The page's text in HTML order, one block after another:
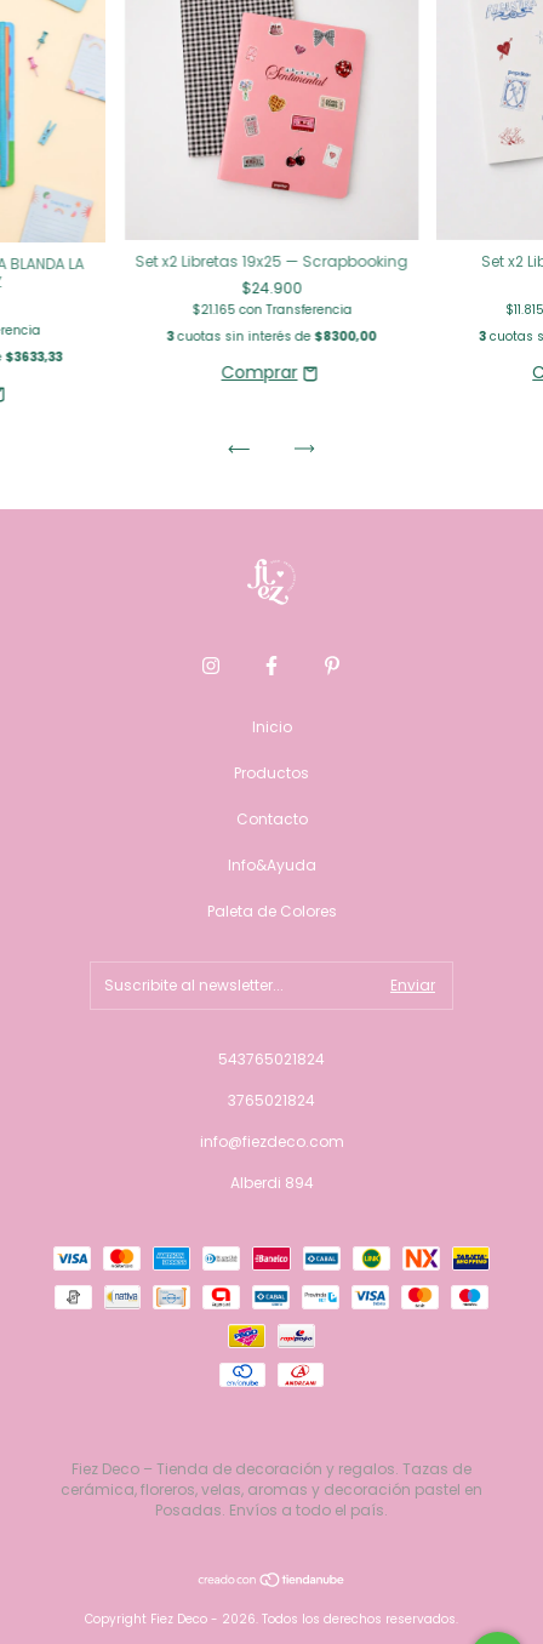
BLANDA LA
$3633,33
Set x2 Libretas 19x25 — Scrapbooking
$24.900
$21.165 con Transferencia
3cuotas sin interés de$8300,00
Set x2
3 cuotas
Inicio
Productos
Contacto
Info&Ayuda
Paleta de Colores
543765021824
3765021824
info@fiezdeco.com
Alberdi 894
Fiez Deco – Tienda de decoración y regalos. Tazas de
cerámica, floreros, velas, aromas y decoración pastel en
Posadas. Envíos a todo el país.
Copyright Fiez Deco - 2026. Todos los derechos reservados.